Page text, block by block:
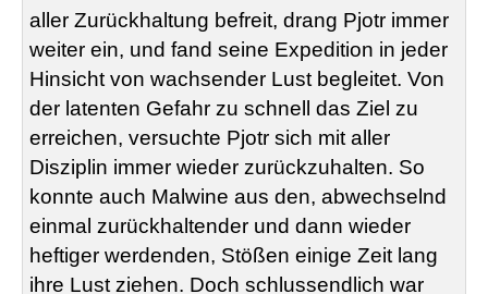
aller Zurückhaltung befreit, drang Pjotr immer
weiter ein, und fand seine Expedition in jeder
Hinsicht von wachsender Lust begleitet. Von
der latenten Gefahr zu schnell das Ziel zu
erreichen, versuchte Pjotr sich mit aller
Disziplin immer wieder zurückzuhalten. So
konnte auch Malwine aus den, abwechselnd
einmal zurückhaltender und dann wieder
heftiger werdenden, Stößen einige Zeit lang
ihre Lust ziehen. Doch schlussendlich war